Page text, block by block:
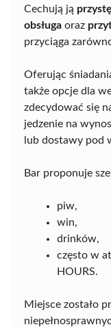
Cechują ją
obsługa oraz
przyciąga
Oferując
także opcje dla
zdecydować się
jedzenie na
lub dostawy pod
Bar proponuje
piw,
win,
drinków,
często w
HOURS.
Miejsce zostało